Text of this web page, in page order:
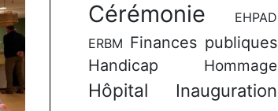
Cérémonie
EHPAD
ERBM Finances publiques
Handicap
Hommage
Hôpital Inauguration